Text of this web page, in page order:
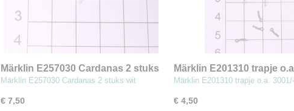
Märklin E257030 Cardanas 2 stuks
wit
Märklin E257030 Cardanas 2 stuks wit
€ 7,50
Märklin E201310 trapje
3001/-02 (MBT7)
Märklin E201310 trapje o.a.
€ 4,50